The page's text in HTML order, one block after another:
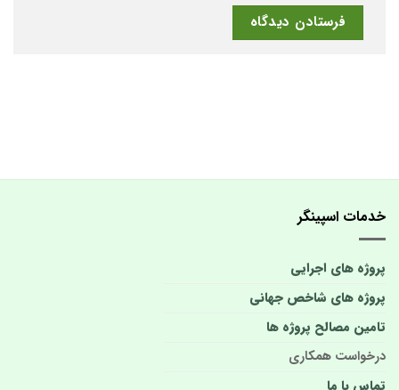
خدمات اسپینگر
پروژه های اجرایی
پروژه های شاخص جهانی
تامین مصالح پروژه ها
درخواست همکاری